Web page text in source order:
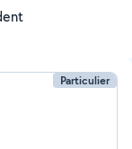
Particulier